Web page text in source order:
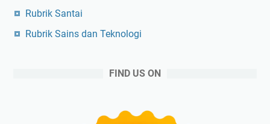
Rubrik Santai
Rubrik Sains dan Teknologi
FIND US ON